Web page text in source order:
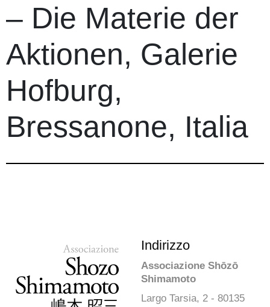
– Die Materie der
Aktionen, Galerie
Hofburg,
Bressanone, Italia
Indirizzo
Associazione Shōzō
Shimamoto
Largo Tarsia, 2 - 80135